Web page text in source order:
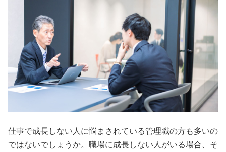
仕事で成長しない人に悩まされている管理職の方も多いの
ではないでしょうか。職場に成長しない人がいる場合、そ